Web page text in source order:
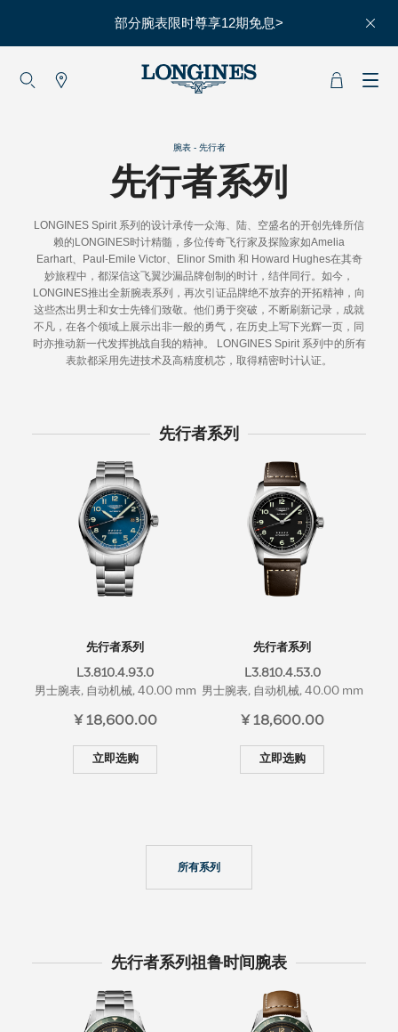
部分腕表限时尊享12期免息>
赵丽颖
赛事
马术运动
高山滑雪
英联邦运动会
最新消息
腕表 - 先行者
先行者系列
LONGINES Spirit 系列的设计承传一众海、陆、空盛名的开创先锋所信
赖的LONGINES时计精髓，多位传奇飞行家及探险家如Amelia
Earhart、Paul-Emile Victor、Elinor Smith 和 Howard Hughes在其奇
妙旅程中，都深信这飞翼沙漏品牌创制的时计，结伴同行。如今，
LONGINES推出全新腕表系列，再次引证品牌绝不放弃的开拓精神，向
这些杰出男士和女士先锋们致敬。他们勇于突破，不断刷新记录，成就
不凡，在各个领域上展示出非一般的勇气，在历史上写下光辉一页，同
时亦推动新一代发挥挑战自我的精神。 LONGINES Spirit 系列中的所有
表款都采用先进技术及高精度机芯，取得精密时计认证。
先行者系列
先行者系列
L3.810.4.93.0
男士腕表, 自动机械, 40.00 mm
¥ 18,600.00
立即选购
先行者系列
L3.810.4.53.0
男士腕表, 自动机械, 40.00 mm
¥ 18,600.00
立即选购
所有系列
先行者系列祖鲁时间腕表